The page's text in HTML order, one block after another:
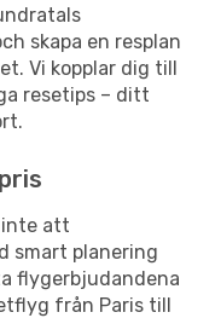
skapa en resplan
Vi kopplar dig till
resetips – ditt
inte att
smart planering
flygerbjudandena
från Paris till